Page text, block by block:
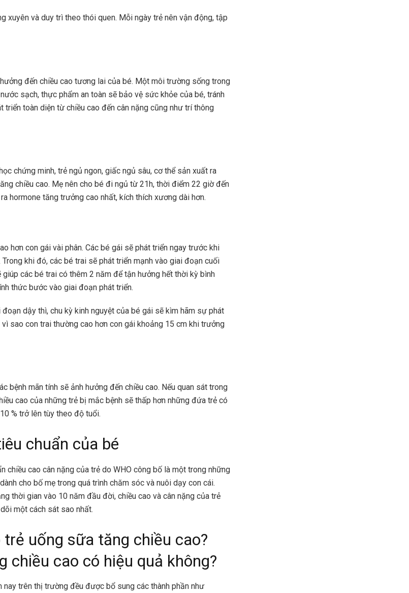
xuyên và duy trì theo thói quen. Mỗi ngày trẻ nên vận động, tập
đến chiều cao tương lai của bé. Một môi trường sống trong
sạch, thực phẩm an toàn sẽ bảo vệ sức khỏe của bé, tránh
triển toàn diện từ chiều cao đến cân nặng cũng như trí thông
chứng minh, trẻ ngủ ngon, giấc ngủ sâu, cơ thể sản xuất ra
chiều cao. Mẹ nên cho bé đi ngủ từ 21h, thời điểm 22 giờ đến
hormone tăng trưởng cao nhất, kích thích xương dài hơn.
hơn con gái vài phân. Các bé gái sẽ phát triển ngay trước khi
khi đó, các bé trai sẽ phát triển mạnh vào giai đoạn cuối
các bé trai có thêm 2 năm để tận hưởng hết thời kỳ bình
thức bước vào giai đoạn phát triển.
dậy thì, chu kỳ kinh nguyệt của bé gái sẽ kìm hãm sự phát
sao con trai thường cao hơn con gái khoảng 15 cm khi trưởng
bệnh mãn tính sẽ ảnh hưởng đến chiều cao. Nếu quan sát trong
cao của những trẻ bị mắc bệnh sẽ thấp hơn những đứa trẻ có
% trở lên tùy theo độ tuổi.
chuẩn của bé
chiều cao cân nặng của trẻ do WHO công bố là một trong những
cho bố mẹ trong quá trình chăm sóc và nuôi dạy con cái.
thời gian vào 10 năm đầu đời, chiều cao và cân nặng của trẻ
một cách sát sao nhất.
trẻ uống sữa tăng chiều cao?
chiều cao có hiệu quả không?
nay trên thị trường đều được bổ sung các thành phần như